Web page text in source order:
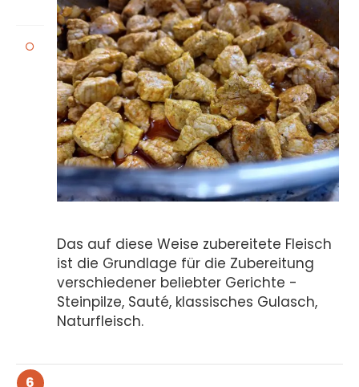
Das auf diese Weise zubereitete Fleisch
ist die Grundlage für die Zubereitung
verschiedener beliebter Gerichte -
Steinpilze, Sauté, klassisches Gulasch,
Naturfleisch.
6